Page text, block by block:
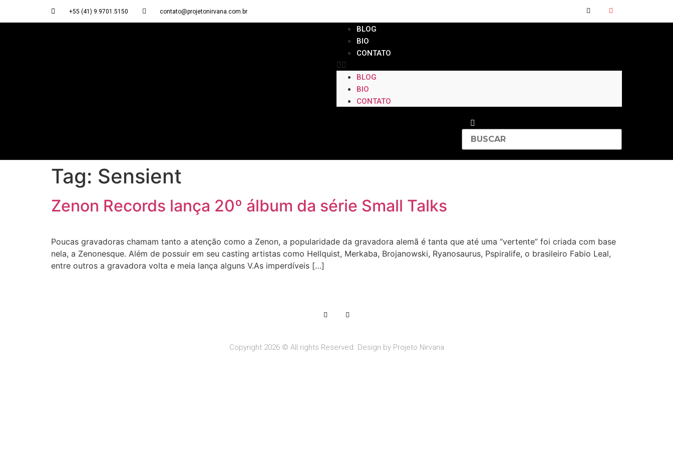
+55 (41) 9.9701.5150 contato@projetonirvana.com.br
BLOG
BIO
CONTATO
BLOG
BIO
CONTATO
Tag: Sensient
Zenon Records lança 20º álbum da série Small Talks
Poucas gravadoras chamam tanto a atenção como a Zenon, a popularidade da gravadora alemã é tanta que até uma “vertente” foi criada com base
nela, a Zenonesque. Além de possuir em seu casting artistas como Hellquist, Merkaba, Brojanowski, Ryanosaurus, Pspiralife, o brasileiro Fabio Leal,
entre outros a gravadora volta e meia lança alguns V.As imperdíveis […]
Copyright 2026 © All rights Reserved. Design by Projeto Nirvana